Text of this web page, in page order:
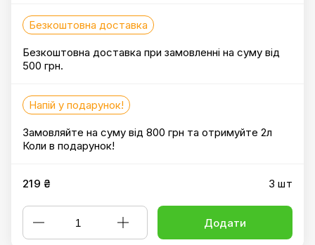
Безкоштовна доставка
Безкоштовна доставка при замовленні на суму від
500 грн.
Напій у подарунок!
Замовляйте на суму від 800 грн та отримуйте 2л
Коли в подарунок!
219 ₴ 3 шт
Додати